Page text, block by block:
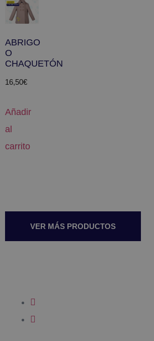
ABRIGO
O
CHAQUETÓN
16,50€
Añadir
al
carrito
VER MÁS PRODUCTOS